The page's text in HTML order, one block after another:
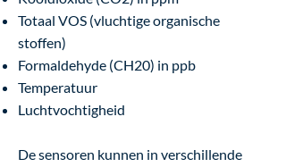
Totaal VOS (vluchtige organische
stoffen)
Formaldehyde (CH20) in ppb
Temperatuur
Luchtvochtigheid
De sensoren kunnen in verschillende